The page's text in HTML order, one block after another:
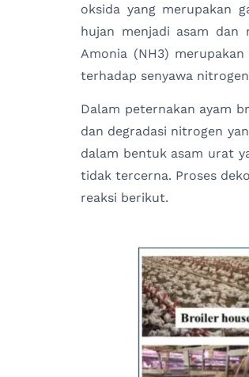
oksida yang merupakan
hujan menjadi asam dan
Amonia (NH3)
terhadap senyawa
Dalam peternakan ayam
dan degradasi nitrogen
dalam bentuk asam urat
tidak tercerna. Proses
reaksi berikut.